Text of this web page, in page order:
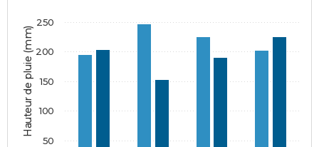
Hauteur de pluie (mm)
50
100
150
200
250